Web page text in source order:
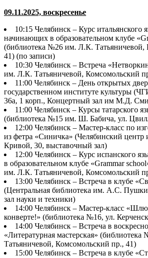
09.11.2025, воскресенье
10:15 Челябинск – Курс итальянского
начинающих в образовательном клубе
(библиотека №26 им. Л.К. Татьяничевой,
41) (по записи)
10:30 Челябинск – Встреча
им. Л.К. Татьяничевой, Комсомольский
11:00 Челябинск – День открытых
государственном институте культуры
36а, 1 корп., Концертный зал им М.Д.
11:00 Челябинск – Курсы татарского
(библиотека №15 им. Ш. Бабича, ул.
12:00 Челябинск – Мастер-класс по
из фетра «Синичка» (Челябинский центр
Кривой, 30, выставочный зал)
12:00 Челябинск – Курс испанского
в образовательном клубе «Grammar
им. Л.К. Татьяничевой, Комсомольский
13:00 Челябинск – Встреча в клубе
(Центральная библиотека им. А.С.
зал науки и техники)
14:00 Челябинск – Мастер-класс «Шлю
конверте!» (библиотека №16, ул.
14:00 Челябинск – Встреча в
«Литературная мастерская»
Татьяничевой, Комсомольский пр., 41)
15:00 Челябинск – Встреча в клубе